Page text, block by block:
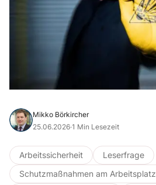
Mikko Börkircher
25.06.2026·1 Min Lesezeit
Arbeitssicherheit
Leserfrage
Schutzmaßnahmen am Arbeitsplatz